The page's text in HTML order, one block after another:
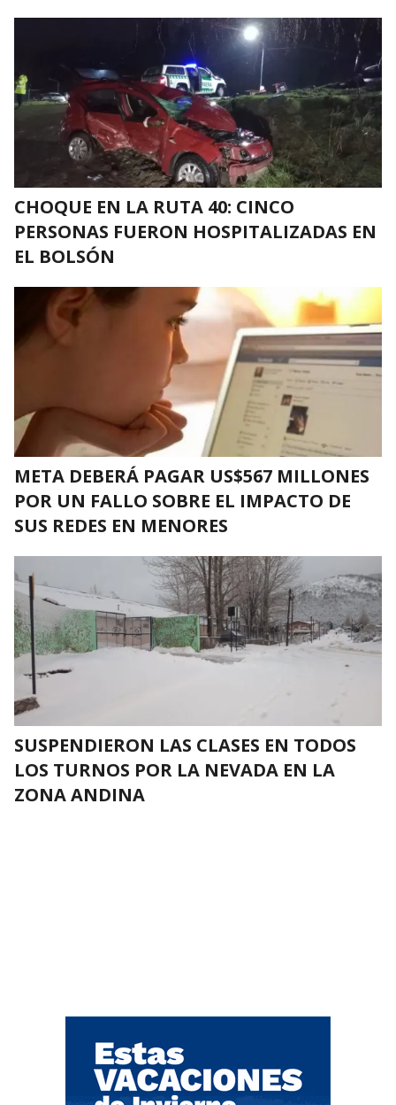
CHOQUE EN LA RUTA 40: CINCO
PERSONAS FUERON HOSPITALIZADAS EN
EL BOLSÓN
META DEBERÁ PAGAR US$567 MILLONES
POR UN FALLO SOBRE EL IMPACTO DE
SUS REDES EN MENORES
SUSPENDIERON LAS CLASES EN TODOS
LOS TURNOS POR LA NEVADA EN LA
ZONA ANDINA